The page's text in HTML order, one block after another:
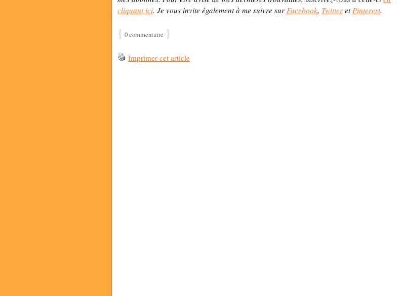
cliquant ici. Je vous invite également à me suivre sur Facebook, Twitter et Pinterest.
{ 0 commentaire }
Imprimer cet article